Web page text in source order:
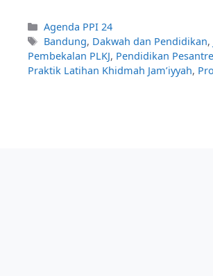
Categories
Agenda PPI 24
Tags
Bandung, Dakwah dan Pendidikan,
Pembekalan PLKJ, Pendidikan
Praktik Latihan Khidmah Jam’iyyah,